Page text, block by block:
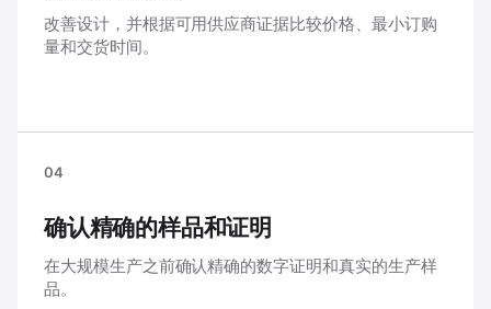
改善设计，并根据可用供应商证据比较价格、最小订购
量和交货时间。
04
确认精确的样品和证明
在大规模生产之前确认精确的数字证明和真实的生产样
品。